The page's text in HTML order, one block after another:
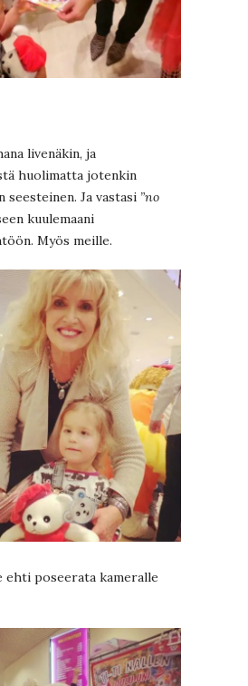
livenäkin, ja
huolimatta jotenkin
seesteinen. Ja vastasi ”no
kuulemaani
Myös meille.
ehti poseerata kameralle